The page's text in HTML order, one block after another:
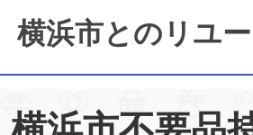
横浜市とのリユ